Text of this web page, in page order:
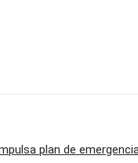
plan de